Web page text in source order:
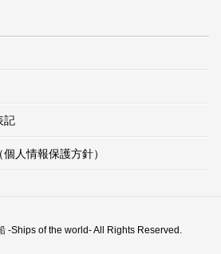
記
人情報保護方針）
-Ships of the world- All Rights Reserved.